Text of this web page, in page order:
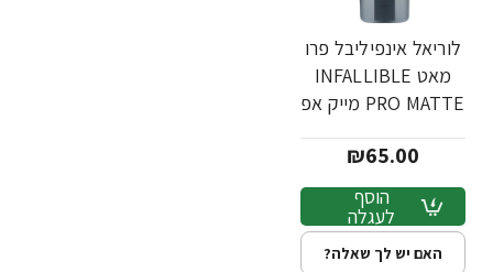
לוריאל אינפיליבל פרו
מאט INFALLIBLE
PRO MATTE מייק אפ
L'Oréal
₪65.00
הוסף
לעגלה
האם יש לך שאלה?